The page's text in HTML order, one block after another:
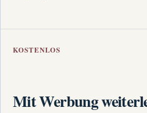
KOSTENLOS
Mit Werbung